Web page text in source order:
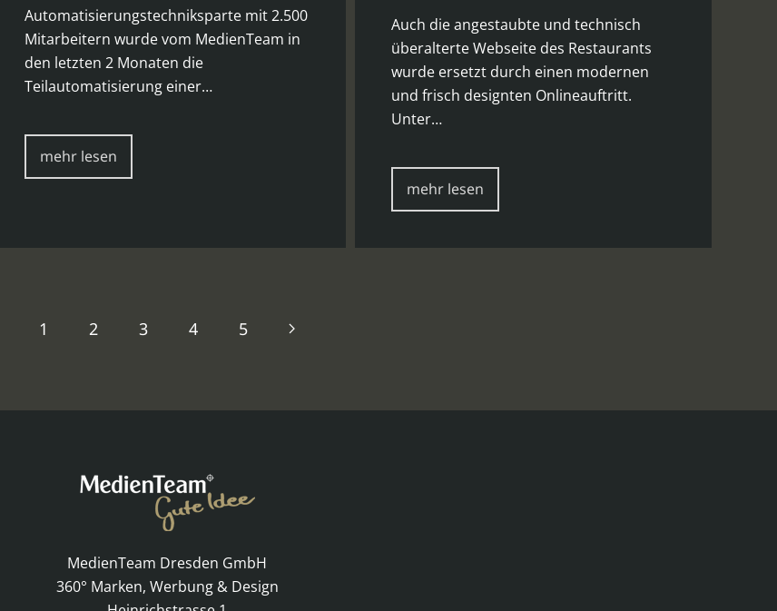
Automatisierungstechniksparte mit 2.500
Mitarbeitern wurde vom MedienTeam in
den letzten 2 Monaten die
Teilautomatisierung einer…
mehr lesen
Auch die angestaubte und technisch
überalterte Webseite des Restaurants
wurde ersetzt durch einen modernen
und frisch designten Onlineauftritt.
Unter…
mehr lesen
1 2 3 4 5
MedienTeam Dresden GmbH
360° Marken, Werbung & Design